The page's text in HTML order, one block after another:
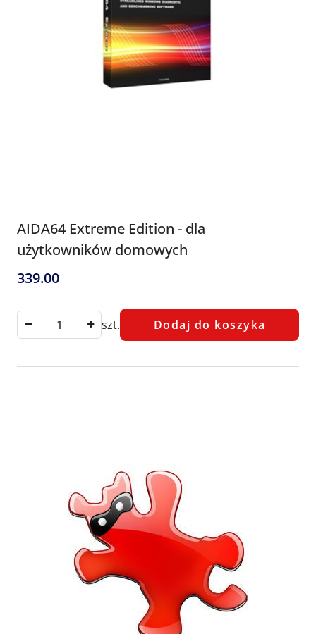
AIDA64 Extreme Edition - dla
użytkowników domowych
Cena:
339.00
szt. Dodaj do koszyka